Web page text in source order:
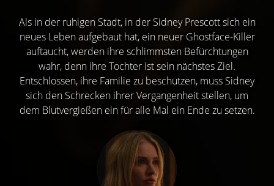
Als in der ruhigen Stadt, in der Sidney Prescott sich ein
neues Leben aufgebaut hat, ein neuer Ghostface-Killer
auftaucht, werden ihre schlimmsten Befürchtungen
wahr, denn ihre Tochter ist sein nächstes Ziel.
Entschlossen, ihre Familie zu beschützen, muss Sidney
sich den Schrecken ihrer Vergangenheit stellen, um
dem Blutvergießen ein für alle Mal ein Ende zu setzen.